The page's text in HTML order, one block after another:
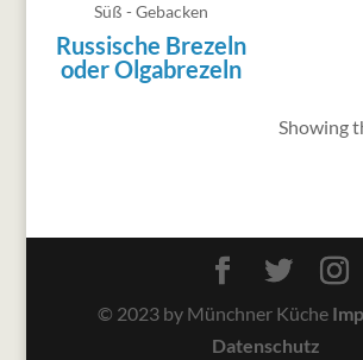
Süß - Gebacken
Russische Brezeln
oder Olgabrezeln
Showing
© 2023 by Münchner Küche
Datenschutz